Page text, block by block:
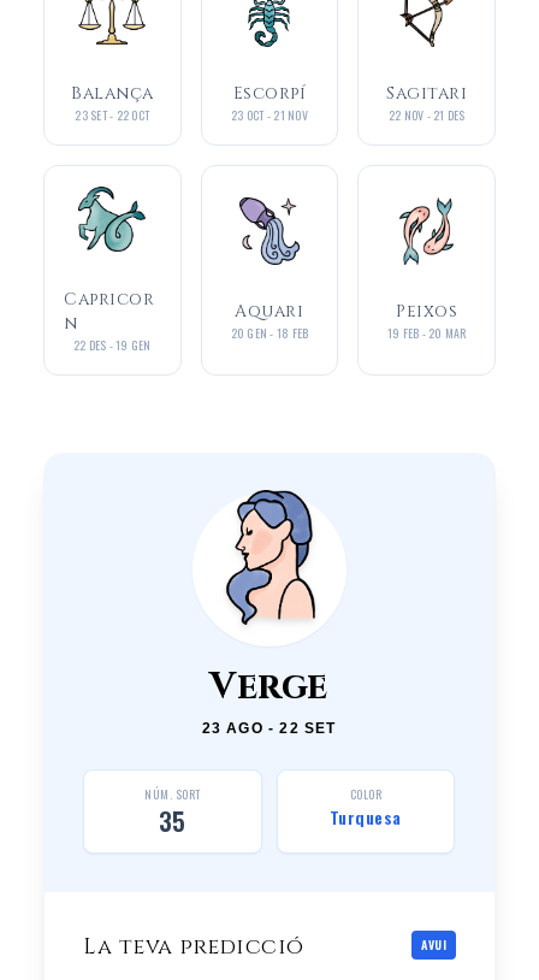
Balança
23 SET - 22 OCT
Escorpí
23 OCT - 21 NOV
Sagitari
22 NOV - 21 DES
Capricor
n
22 DES - 19 GEN
Aquari
20 GEN - 18 FEB
Peixos
19 FEB - 20 MAR
Verge
23 AGO - 22 SET
NÚM. SORT
35
COLOR
Turquesa
AVUI
La teva predicció